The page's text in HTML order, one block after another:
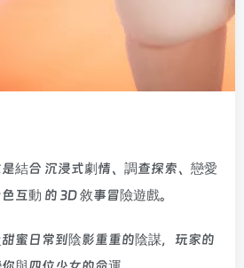
結合 沉浸式劇情、調查探索、戀愛
互動 的 3D 敘事冒險遊戲。
蜜日常到陰影重重的陰謀，玩家的